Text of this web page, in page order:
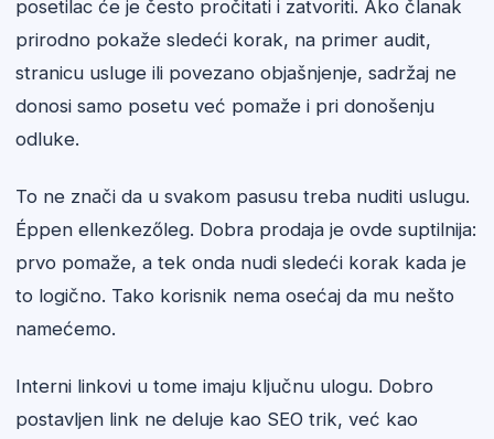
posetilac će je često pročitati i zatvoriti. Ako članak
prirodno pokaže sledeći korak, na primer audit,
stranicu usluge ili povezano objašnjenje, sadržaj ne
donosi samo posetu već pomaže i pri donošenju
odluke.
To ne znači da u svakom pasusu treba nuditi uslugu.
Éppen ellenkezőleg. Dobra prodaja je ovde suptilnija:
prvo pomaže, a tek onda nudi sledeći korak kada je
to logično. Tako korisnik nema osećaj da mu nešto
namećemo.
Interni linkovi u tome imaju ključnu ulogu. Dobro
postavljen link ne deluje kao SEO trik, već kao